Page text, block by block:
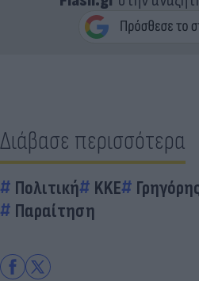
Διάβασε περισσότερα
Πολιτική KKE
Παραίτηση